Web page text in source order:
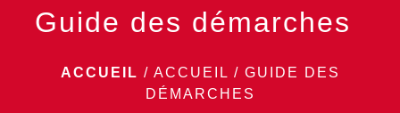
Guide des démarches
ACCUEIL / ACCUEIL / GUIDE DES
DÉMARCHES